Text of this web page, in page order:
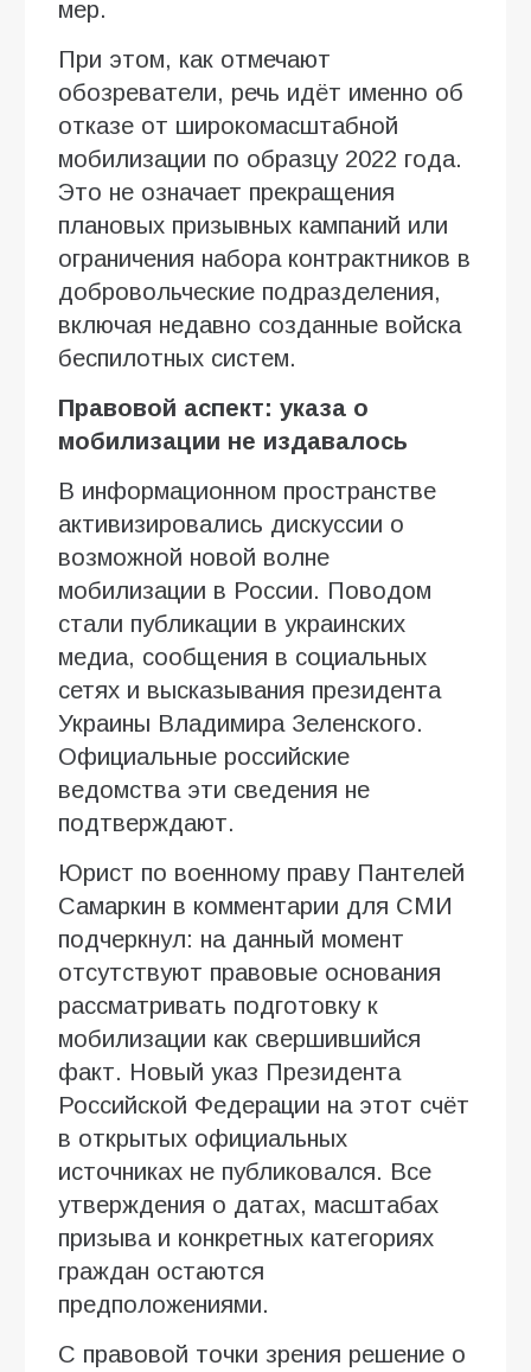
мер.
При этом, как отмечают
обозреватели, речь идёт именно об
отказе от широкомасштабной
мобилизации по образцу 2022 года.
Это не означает прекращения
плановых призывных кампаний или
ограничения набора контрактников в
добровольческие подразделения,
включая недавно созданные войска
беспилотных систем.
Правовой аспект: указа о
мобилизации не издавалось
В информационном пространстве
активизировались дискуссии о
возможной новой волне
мобилизации в России. Поводом
стали публикации в украинских
медиа, сообщения в социальных
сетях и высказывания президента
Украины Владимира Зеленского.
Официальные российские
ведомства эти сведения не
подтверждают.
Юрист по военному праву Пантелей
Самаркин в комментарии для СМИ
подчеркнул: на данный момент
отсутствуют правовые основания
рассматривать подготовку к
мобилизации как свершившийся
факт. Новый указ Президента
Российской Федерации на этот счёт
в открытых официальных
источниках не публиковался. Все
утверждения о датах, масштабах
призыва и конкретных категориях
граждан остаются
предположениями.
С правовой точки зрения решение о